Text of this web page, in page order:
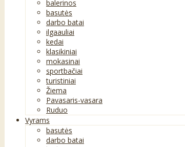
balerinos
basutės
darbo batai
ilgaauliai
kedai
klasikiniai
mokasinai
sportbačiai
turistiniai
Žiema
Pavasaris-vasara
Ruduo
Vyrams
basutės
darbo batai